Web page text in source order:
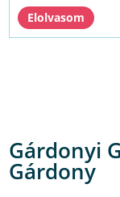
Gárdonyi
Gárdony